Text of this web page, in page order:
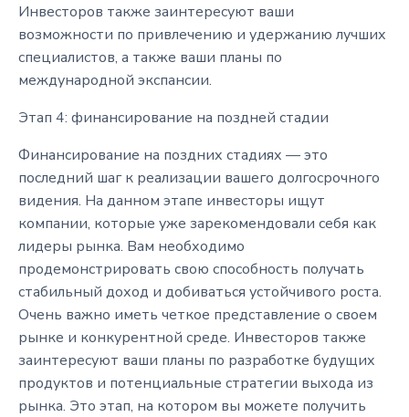
Инвесторов также заинтересуют ваши
возможности по привлечению и удержанию лучших
специалистов, а также ваши планы по
международной экспансии.
Этап 4: финансирование на поздней стадии
Финансирование на поздних стадиях — это
последний шаг к реализации вашего долгосрочного
видения. На данном этапе инвесторы ищут
компании, которые уже зарекомендовали себя как
лидеры рынка. Вам необходимо
продемонстрировать свою способность получать
стабильный доход и добиваться устойчивого роста.
Очень важно иметь четкое представление о своем
рынке и конкурентной среде. Инвесторов также
заинтересуют ваши планы по разработке будущих
продуктов и потенциальные стратегии выхода из
рынка. Это этап, на котором вы можете получить